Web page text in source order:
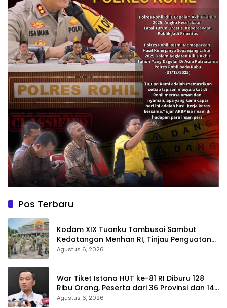
Pos Terbaru
Kodam XIX Tuanku Tambusai Sambut
Kedatangan Menhan RI, Tinjau Penguatan
Yonif TP di Bengkalis dan Kampar
Agustus 6, 2026
War Tiket Istana HUT ke-81 RI Diburu 128
Ribu Orang, Peserta dari 36 Provinsi dan 14
Negara
Agustus 6, 2026